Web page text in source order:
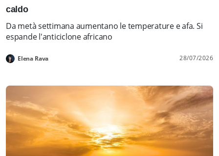
caldo
Da metà settimana aumentano le temperature e afa. Si
espande l'anticiclone africano
Elena Rava 28/07/2026